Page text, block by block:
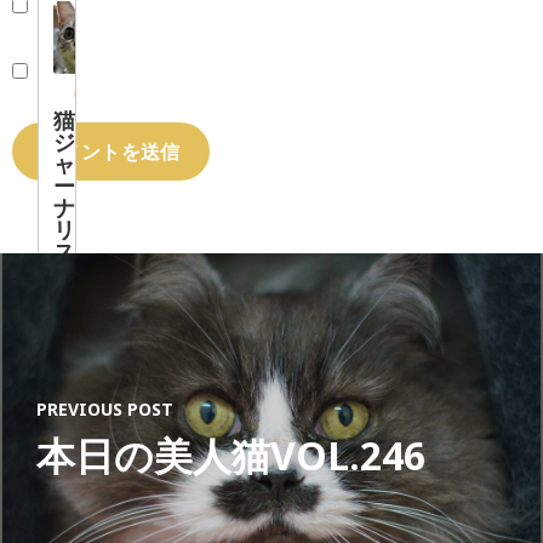
猫
ジ
ャ
ー
ナ
リ
ス
の
と
、
猫
を
PREVIOUS POST
本日の美人猫VOL.246